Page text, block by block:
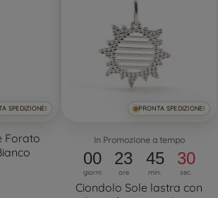
SPEDIZIONE!
Forato
PRONTA SPEDIZIONE!
In Promozione a tempo
00
giorni
23
ore
45
min.
29
sec.
Ciondolo Sole lastra con